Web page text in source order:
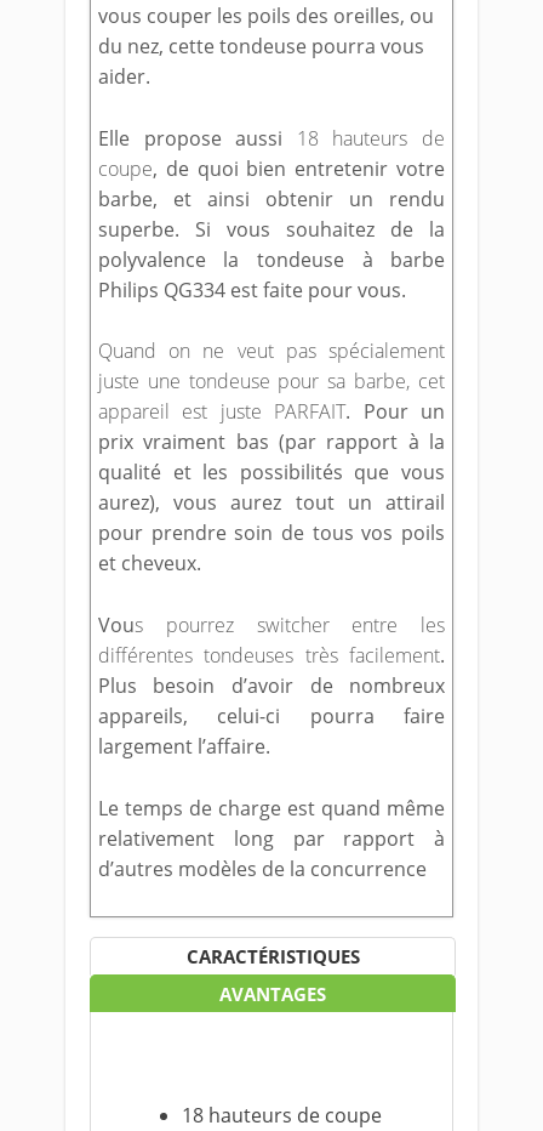
vous couper les poils des oreilles, ou
du nez, cette tondeuse pourra vous
aider.
Elle propose aussi 18 hauteurs de
coupe, de quoi bien entretenir votre
barbe, et ainsi obtenir un rendu
superbe. Si vous souhaitez de la
polyvalence la tondeuse à barbe
Philips QG334 est faite pour vous.
Quand on ne veut pas spécialement
juste une tondeuse pour sa barbe, cet
appareil est juste PARFAIT. Pour un
prix vraiment bas (par rapport à la
qualité et les possibilités que vous
aurez), vous aurez tout un attirail
pour prendre soin de tous vos poils
et cheveux.
Vous pourrez switcher entre les
différentes tondeuses très facilement.
Plus besoin d’avoir de nombreux
appareils, celui-ci pourra faire
largement l’affaire.
Le temps de charge est quand même
relativement long par rapport à
d’autres modèles de la concurrence
CARACTÉRISTIQUES
AVANTAGES
18 hauteurs de coupe